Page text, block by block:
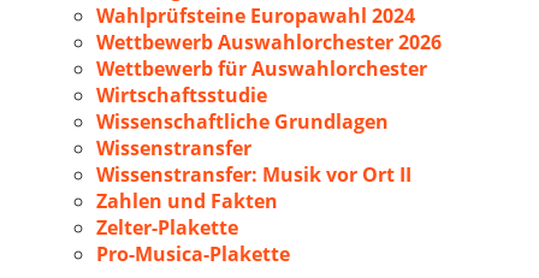
Wahlprüfsteine Europawahl 2024
Wettbewerb Auswahlorchester 2026
Wettbewerb für Auswahlorchester
Wirtschaftsstudie
Wissenschaftliche Grundlagen
Wissenstransfer
Wissenstransfer: Musik vor Ort II
Zahlen und Fakten
Zelter-Plakette
Pro-Musica-Plakette